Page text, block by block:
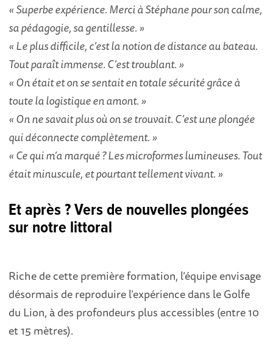
« Superbe expérience. Merci à Stéphane pour son calme,
sa pédagogie, sa gentillesse. »
« Le plus difficile, c’est la notion de distance au bateau.
Tout paraît immense. C’est troublant. »
« On était et on se sentait en totale sécurité grâce à
toute la logistique en amont. »
« On ne savait plus où on se trouvait. C’est une plongée
qui déconnecte complètement. »
« Ce qui m’a marqué ? Les microformes lumineuses. Tout
était minuscule, et pourtant tellement vivant. »
Et après ? Vers de nouvelles plongées
sur notre littoral
Riche de cette première formation, l’équipe envisage
désormais de reproduire l’expérience dans le Golfe
du Lion, à des profondeurs plus accessibles (entre 10
et 15 mètres).